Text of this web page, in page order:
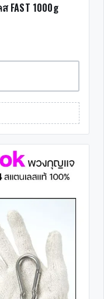
FAST 1000g